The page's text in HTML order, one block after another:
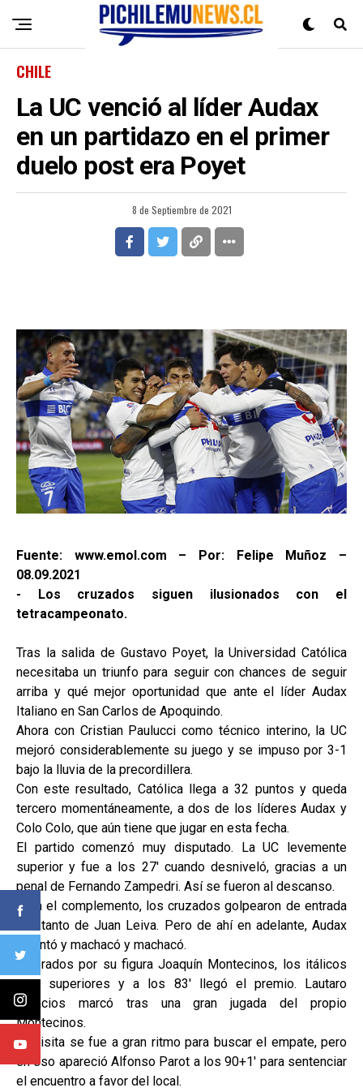
CHILE
La UC venció al líder Audax
en un partidazo en el primer
duelo post era Poyet
8 de Septiembre de 2021
Fuente: www.emol.com – Por: Felipe Muñoz –
08.09.2021
- Los cruzados siguen ilusionados con el
tetracampeonato.
Tras la salida de Gustavo Poyet, la Universidad Católica
necesitaba un triunfo para seguir con chances de seguir
arriba y qué mejor oportunidad que ante el líder Audax
Italiano en San Carlos de Apoquindo.
Ahora con Cristian Paulucci como técnico interino, la UC
mejoró considerablemente su juego y se impuso por 3-1
bajo la lluvia de la precordillera.
Con este resultado, Católica llega a 32 puntos y queda
tercero momentáneamente, a dos de los líderes Audax y
Colo Colo, que aún tiene que jugar en esta fecha.
El partido comenzó muy disputado. La UC levemente
superior y fue a los 27' cuando desniveló, gracias a un
penal de Fernando Zampedri. Así se fueron al descanso.
Para el complemento, los cruzados golpearon de entrada
con tanto de Juan Leiva. Pero de ahí en adelante, Audax
levantó y machacó y machacó.
Liderados por su figura Joaquín Montecinos, los itálicos
eran superiores y a los 83' llegó el premio. Lautaro
Palacios marcó tras una gran jugada del propio
Montecinos.
La visita se fue a gran ritmo para buscar el empate, pero
en eso apareció Alfonso Parot a los 90+1' para sentenciar
el encuentro a favor del local.